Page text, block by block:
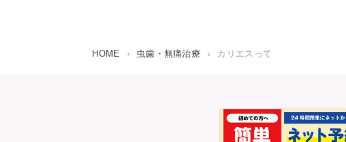
HOME › 虫歯・無痛治療 › カリエスって